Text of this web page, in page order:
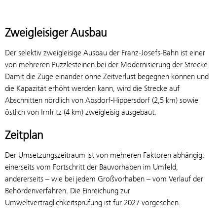
Zweigleisiger Ausbau
Der selektiv zweigleisige Ausbau der Franz-Josefs-Bahn ist einer
von mehreren Puzzlesteinen bei der Modernisierung der Strecke.
Damit die Züge einander ohne Zeitverlust begegnen können und
die Kapazität erhöht werden kann, wird die Strecke auf
Abschnitten nördlich von Absdorf-Hippersdorf (2,5 km) sowie
östlich von Irnfritz (4 km) zweigleisig ausgebaut.
Zeitplan
Der Umsetzungszeitraum ist von mehreren Faktoren abhängig:
einerseits vom Fortschritt der Bauvorhaben im Umfeld,
andererseits – wie bei jedem Großvorhaben – vom Verlauf der
Behördenverfahren. Die Einreichung zur
Umweltverträglichkeitsprüfung ist für 2027 vorgesehen.